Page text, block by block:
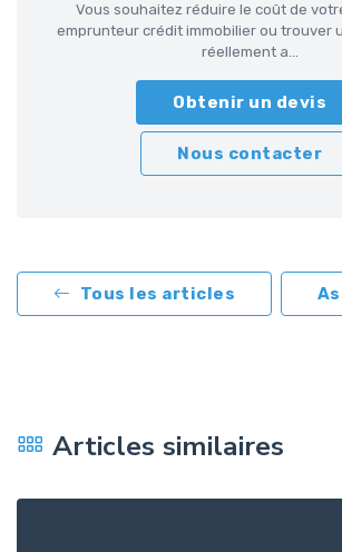
Vous souhaitez réduire le coût de
emprunteur crédit immobilier ou trouver
réellement a...
Obtenir un devis
Nous contacter
Tous les articles
Articles similaires